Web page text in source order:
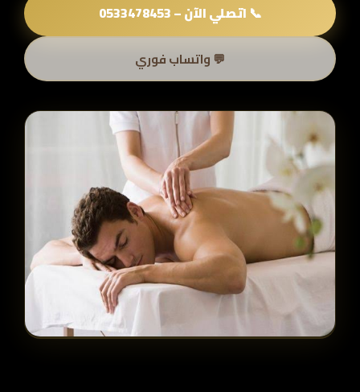
📞 اتصلي الآن – 0533478453
💬 واتساب فوري